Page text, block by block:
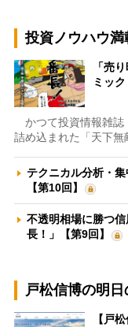
投資ノウハウ満
「売
ミッ
かつて投資情報雑誌
詰め込まれた「天下
テクニカル分析・
【第10回】
不透明相場に勝つ
長！」【第9回】
戸松信博の明日
【戸